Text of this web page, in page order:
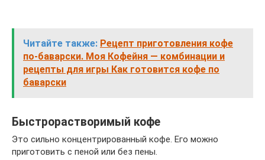
Читайте также: Рецепт приготовления кофе
по-баварски. Моя Кофейня — комбинации и
рецепты для игры Как готовится кофе по
баварски
Быстрорастворимый кофе
Это сильно концентрированный кофе. Его можно
приготовить с пеной или без пены.